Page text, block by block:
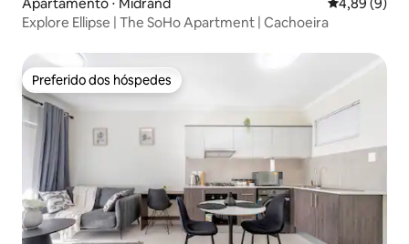
Explore Ellipse | The SoHo Apartment | Cachoeira
Preferido dos hóspedes
Preferido dos hóspedes